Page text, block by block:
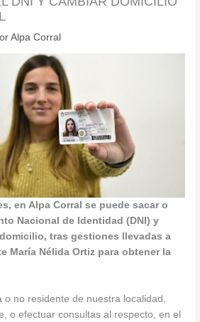
Alpa Corral
en Alpa Corral se puede sacar o
Nacional de Identidad (DNI) y
tras gestiones llevadas a
María Nélida Ortiz para obtener la
o no residente de nuestra localidad,
o efectuar consultas al respecto, en el